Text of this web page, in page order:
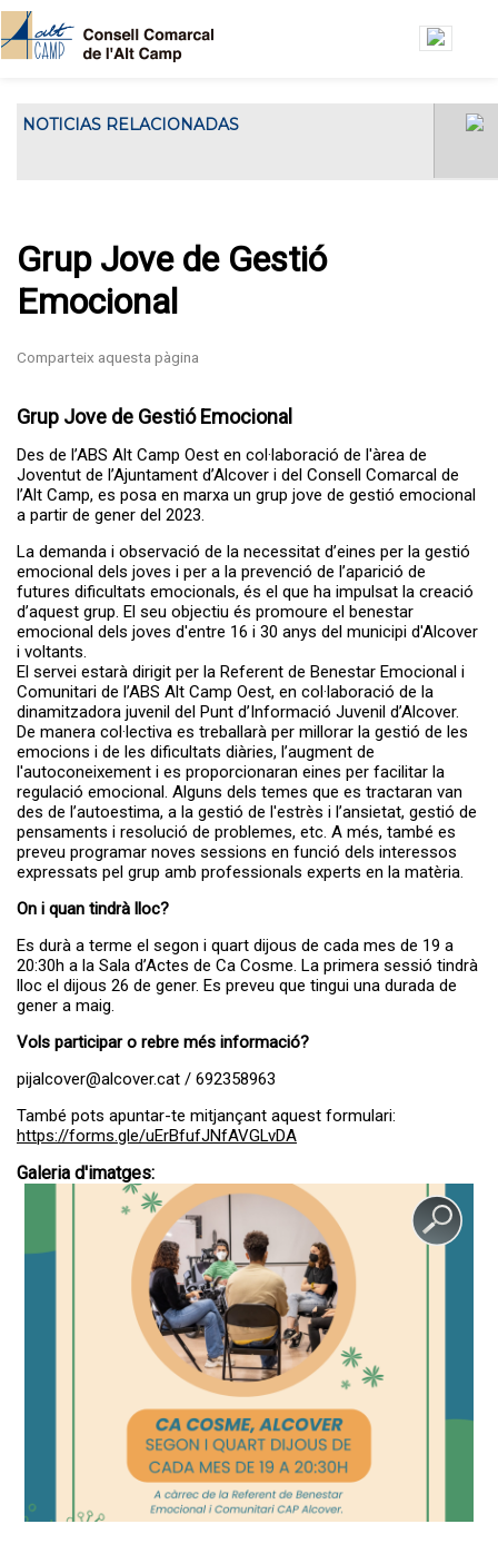
NOTICIAS RELACIONADAS
Comarcal
A partir del dia 27 de juliol s'obrirà el...
El TROS FEST reuneix prop
de 500 persones en la seva
primera edició i posa en
valor el talent jove de l’Alt
Camp
La primera edició del TROS FEST –
Festival...
Grup Jove de Gestió
Emocional
Grup Jove de Gestió Emocional
Des de l’ABS Alt Camp Oest en col·laboració de l'àrea de
Joventut de l’Ajuntament d’Alcover i del Consell Comarcal de
l’Alt Camp, es posa en marxa un grup jove de gestió emocional
a partir de gener del 2023.
La demanda i observació de la necessitat d’eines per la gestió
emocional dels joves i per a la prevenció de l’aparició de
futures dificultats emocionals, és el que ha impulsat la creació
d’aquest grup. El seu objectiu és promoure el benestar
emocional dels joves d'entre 16 i 30 anys del municipi d'Alcover
i voltants.
El servei estarà dirigit per la Referent de Benestar Emocional i
Comunitari de l’ABS Alt Camp Oest, en col·laboració de la
dinamitzadora juvenil del Punt d’Informació Juvenil d’Alcover.
De manera col·lectiva es treballarà per millorar la gestió de les
emocions i de les dificultats diàries, l’augment de
l'autoconeixement i es proporcionaran eines per facilitar la
regulació emocional. Alguns dels temes que es tractaran van
des de l’autoestima, a la gestió de l'estrès i l’ansietat, gestió de
pensaments i resolució de problemes, etc. A més, també es
preveu programar noves sessions en funció dels interessos
expressats pel grup amb professionals experts en la matèria.
On i quan tindrà lloc?
Es durà a terme el segon i quart dijous de cada mes de 19 a
20:30h a la Sala d’Actes de Ca Cosme. La primera sessió tindrà
lloc el dijous 26 de gener. Es preveu que tingui una durada de
gener a maig.
Vols participar o rebre més informació?
pijalcover@alcover.cat / 692358963
També pots apuntar-te mitjançant aquest formulari:
https://forms.gle/uErBfufJNfAVGLvDA
Galeria d'imatges: